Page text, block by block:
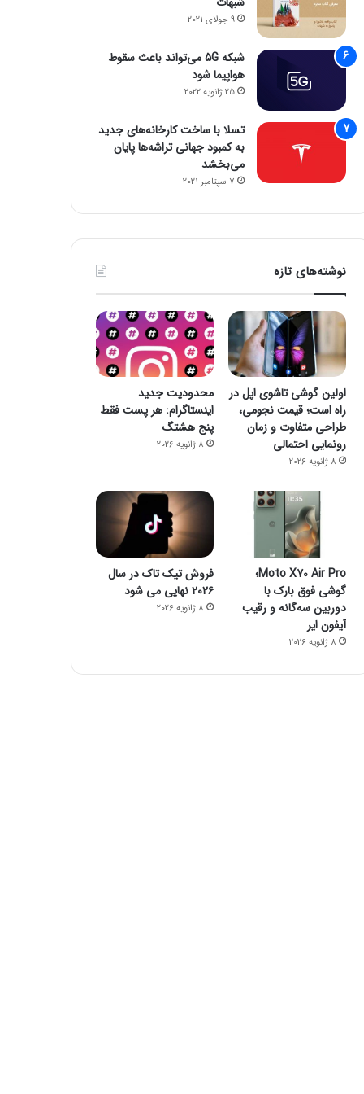
تکنولوژی
12 می 2024
نقد فیلم Abigail (ابیگیل) | دختر دراکولا
8 می 2024
تفاوت هدست با هدفون در چیست؟
9 جولای 2021
شبکه 5G می‌تواند باعث سقوط
هواپیما شود
25 ژانویه 2022
تسلا با ساخت کارخانه‌های جدید
به کمبود جهانی تراشه‌ها پایان
می‌بخشد
7 سپتامبر 2021
نوشته‌های تازه
اولین گوشی تاشوی اپل در
راه است؛ قیمت نجومی،
طراحی متفاوت و زمان
رونمایی احتمالی
8 ژانویه 2026
محدودیت جدید
اینستاگرام: هر پست فقط
پنج هشتگ
8 ژانویه 2026
Moto X70 Air Pro؛
گوشی فوق بارک با
دوربین سه‌گانه و رقیب
آیفون ایر
8 ژانویه 2026
فروش تیک تاک در سال
۲۰۲۶ نهایی می شود
8 ژانویه 2026